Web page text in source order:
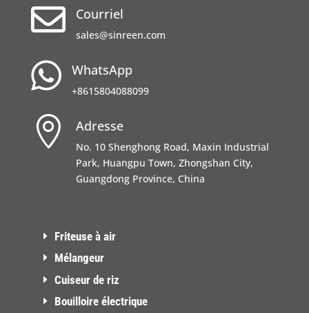
 Courriel
sales@sinreen.com
 WhatsApp
+8615804088099
 Adresse
No. 10 Shenghong Road, Maxin Industrial
Park, Huangpu Town, Zhongshan City,
Guangdong Province, China
Friteuse à air
Mélangeur
Cuiseur de riz
Bouilloire électrique